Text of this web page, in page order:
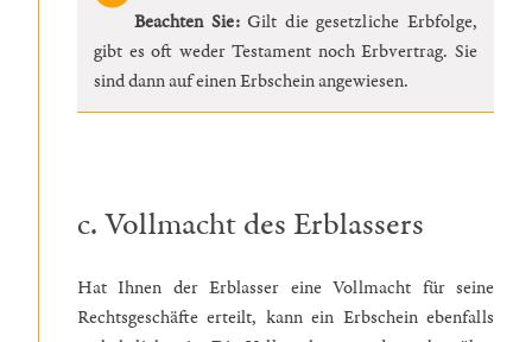
Beachten Sie:Gilt die gesetzliche Erbfolge,
gibt es oft weder Testament noch Erbvertrag. Sie
sind dann auf einen Erbschein angewiesen.
c. Vollmacht des Erblassers
Hat Ihnen der Erblasser eine Vollmacht für seine
Rechtsgeschäfte erteilt, kann ein Erbschein ebenfalls